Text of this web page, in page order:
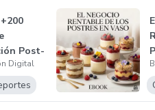
en marketing y la calidad
tu crecimiento digital.
Post-
Digital